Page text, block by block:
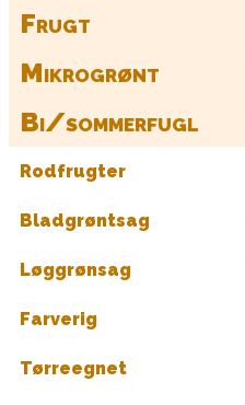
Frugt
Mikrogrønt
Bi/sommerfugl
Rodfrugter
Bladgrøntsag
Løggrønsag
Farverig
Tørreegnet